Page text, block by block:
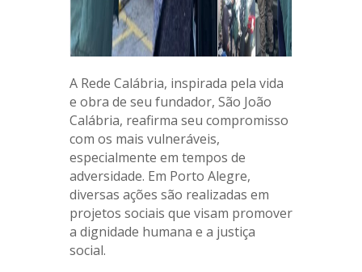
A Rede Calábria, inspirada pela vida
e obra de seu fundador, São João
Calábria, reafirma seu compromisso
com os mais vulneráveis,
especialmente em tempos de
adversidade. Em Porto Alegre,
diversas ações são realizadas em
projetos sociais que visam promover
a dignidade humana e a justiça
social.